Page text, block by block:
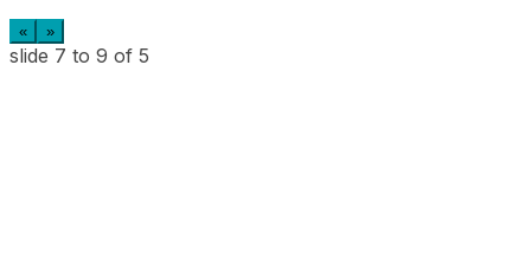
« »
slide 7 to 9 of 5